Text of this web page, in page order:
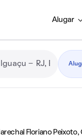
Alugar
Floriano Peixoto,